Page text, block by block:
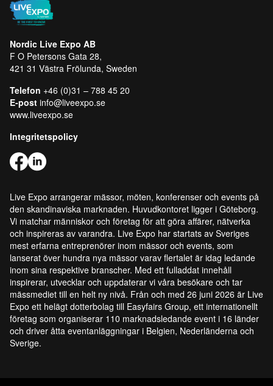
Nordic Live Expo AB
F O Petersons Gata 28,
421 31 Västra Frölunda, Sweden
Telefon +46 (0)31 – 788 45 20
E-post info@liveexpo.se
www.liveexpo.se
Integritetspolicy
Live Expo arrangerar mässor, möten, konferenser och events på
den skandinaviska marknaden. Huvudkontoret ligger i Göteborg.
Vi matchar människor och företag för att göra affärer, nätverka
och inspireras av varandra. Live Expo har startats av Sveriges
mest erfarna entreprenörer inom mässor och events, som
lanserat över hundra nya mässor varav flertalet är idag ledande
inom sina respektive branscher. Med ett fulladdat innehåll
inspirerar, utvecklar och uppdaterar vi våra besökare och tar
mässmediet till en helt ny nivå. Från och med 26 juni 2026 är Live
Expo ett helägt dotterbolag till Easyfairs Group, ett internationellt
företag som organiserar 110 marknadsledande event i 16 länder
och driver åtta eventanläggningar i Belgien, Nederländerna och
Sverige.